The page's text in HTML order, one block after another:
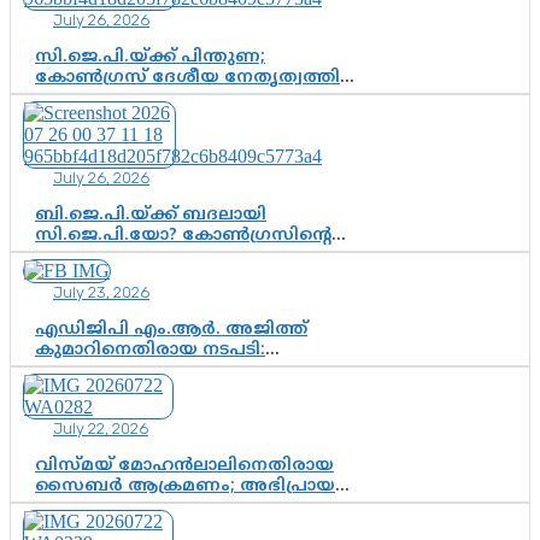
ഇഡി
July 26, 2026
സി.ജെ.പി.യ്ക്ക് പിന്തുണ;
കോൺഗ്രസ് ദേശീയ നേതൃത്വത്തിൽ
ആശങ്കയോ? പാർട്ടിക്കുള്ളിൽ
ഭിന്നാഭിപ്രായമെന്ന വിലയിരുത്തൽ
July 26, 2026
ബി.ജെ.പി.യ്ക്ക് ബദലായി
സി.ജെ.പി.യോ? കോൺഗ്രസിന്റെ
രാഷ്ട്രീയ ഇടം കൈവശപ്പെടുത്താൻ
സിജെപി ഉയർന്നുകഴിഞ്ഞോ?
ഇന്ത്യൻ രാഷ്ട്രീയത്തിലെ പുതിയ
വഴിത്തിരിവ്
July 23, 2026
എഡിജിപി എം.ആർ. അജിത്ത്
കുമാറിനെതിരായ നടപടി:
സസ്പെൻഷനിൽ ഒതുങ്ങുമോ,
അതോ കൂടുതൽ കടുത്ത
നടപടികളിലേക്കോ?
July 22, 2026
വിസ്മയ് മോഹൻലാലിനെതിരായ
സൈബർ ആക്രമണം; അഭിപ്രായ
സ്വാതന്ത്ര്യത്തെ നിശ്ശബ്ദമാക്കുന്ന
ഡിജിറ്റൽ ഗുണ്ടായിസത്തിന് അറുതി